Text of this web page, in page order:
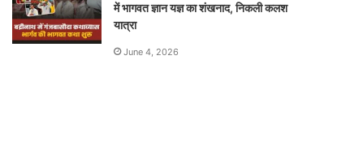
में भागवत ज्ञान यज्ञ का शंखनाद, निकली कलश
यात्रा
June 4, 2026